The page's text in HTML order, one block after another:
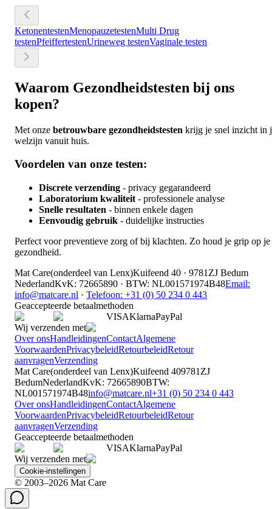
KetonentestenMenopauzetestenMulti Drug
testenPfeiffertestenUrineweg testenVaginale testen
Waarom Gezondheidstesten bij ons
kopen?
Met onze betrouwbare gezondheidstesten krijg je snel inzicht in
welzijn vanuit huis.
Voordelen van onze testen:
Discrete verzending - privacy gegarandeerd
Laboratorium kwaliteit - professionele analyse
Snelle resultaten - binnen enkele dagen
Eenvoudig gebruik - duidelijke instructies
Perfect voor preventieve zorg of bij klachten. Zo houd je grip op je
gezondheid.
Mat Care(onderdeel van Lenx)Kuifeend 40 · 9781ZJ Bedum
NederlandKvK: 72665890 · BTW: NL001571974B48Email:
info@matcare.nl · Telefoon: +31 (0) 50 234 0 443
Geaccepteerde betaalmethoden
VISAKlarnaPayPal
Wij verzenden met
Over onsHandleidingenContactAlgemene
VoorwaardenPrivacybeleidRetourbeleidRetour
aanvragenVerzending
Mat Care(onderdeel van Lenx)Kuifeend 409781ZJ
BedumNederlandKvK: 72665890BTW:
NL001571974B48info@matcare.nl+31 (0) 50 234 0 443
Over onsHandleidingenContactAlgemene
VoorwaardenPrivacybeleidRetourbeleidRetour
aanvragenVerzending
Geaccepteerde betaalmethoden
VISAKlarnaPayPal
Wij verzenden met
Cookie-instellingen
© 2003–2026 Mat Care